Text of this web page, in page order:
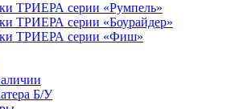
ТРИЕРА серии «Румпель»
ТРИЕРА серии «Боурайдер»
ТРИЕРА серии «Фиш»
Б/У